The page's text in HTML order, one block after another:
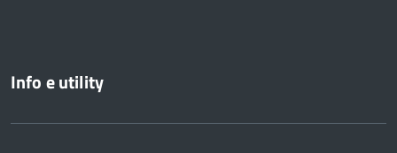
Info e utility